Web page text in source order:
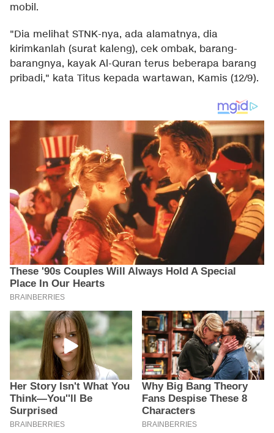
mobil.
"Dia melihat STNK-nya, ada alamatnya, dia
kirimkanlah (surat kaleng), cek ombak, barang-
barangnya, kayak Al-Quran terus beberapa barang
pribadi," kata Titus kepada wartawan, Kamis (12/9).